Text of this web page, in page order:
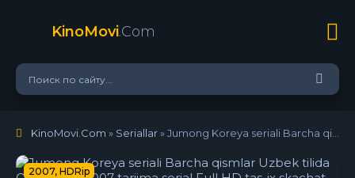
KinoMovi.Com
KinoMovi.Com » Seriallar» Jumong Koreya seriali Barcha qismlar Uzbek tilida O'zbekcha 2007 tarjima serial Full HD tas-ix skachat
2007, HDRip